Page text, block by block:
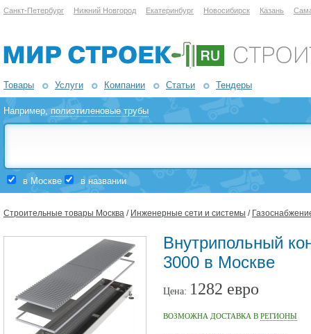
Санкт-Петербург Нижний Новгород Екатеринбург Новосибирск Казань
Товары Услуги Компании Статьи Тендеры
Например,полиэтиленовые трубы
в Москве в названии
Строительные товары Москва / Инженерные сети и системы /
Внутрипольный
3000 в Москве
Цена: 1282 евро
ВОЗМОЖНА ДОСТАВКА В РЕГИОНЫ